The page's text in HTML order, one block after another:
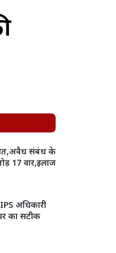
संबंध के
17 वार,इलाज
अधिकारी
का सटीक